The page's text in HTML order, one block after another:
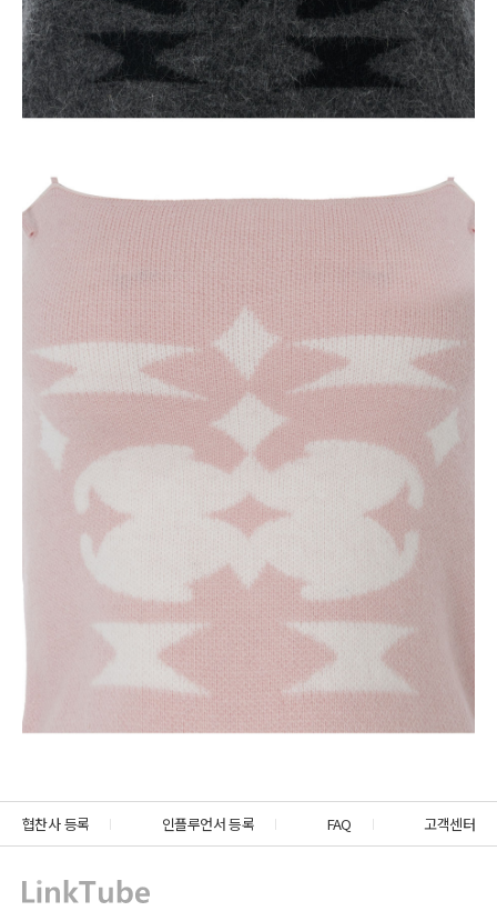
협찬사 등록 인플루언서 등록 FAQ 고객센터